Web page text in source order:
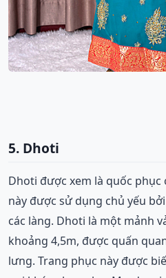
5. Dhoti
Dhoti được xem là quốc phục
này được sử dụng chủ yếu
các làng. Dhoti là một mảnh
khoảng 4,5m, được quấn
lưng. Trang phục này được